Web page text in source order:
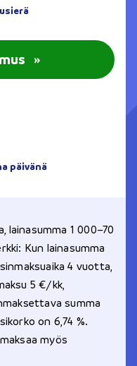
»
päivänä
lainasumma 1 000–70
Kun lainasumma
4 vuotta,
5 €/kk,
summa
on 6,74 %.
myös